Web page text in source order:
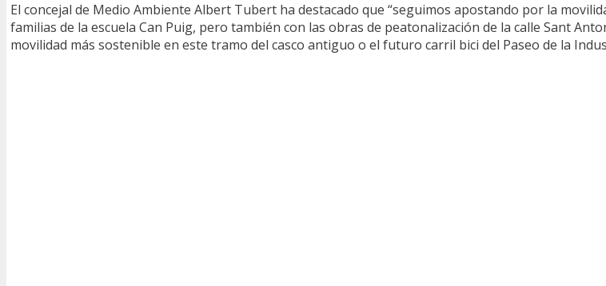
El concejal de Medio Ambiente Albert Tubert ha destacado que “seguimos apostando por la
familias de la escuela Can Puig, pero también con las obras de peatonalización de la calle Sant
movilidad más sostenible en este tramo del casco antiguo o el futuro carril bici del Paseo de la